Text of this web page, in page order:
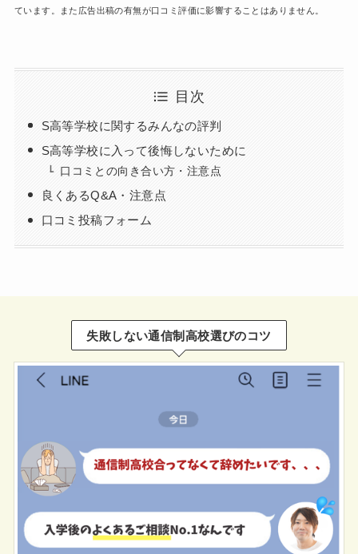
ています。また広告出稿の有無が口コミ評価に影響することはありません。
目次
S高等学校に関するみんなの評判
S高等学校に入って後悔しないために
口コミとの向き合い方・注意点
良くあるQ&A・注意点
口コミ投稿フォーム
失敗しない通信制高校選びのコツ